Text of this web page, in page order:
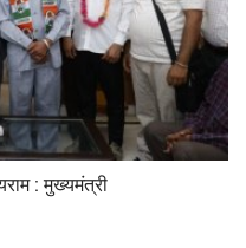
: मुख्यमंत्री